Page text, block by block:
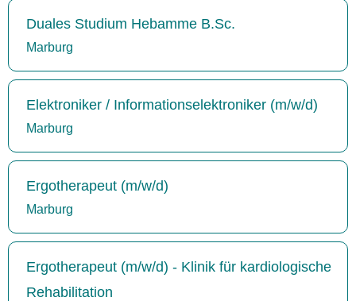
Duales Studium Hebamme B.Sc.
Marburg
Elektroniker / Informationselektroniker (m/w/d)
Marburg
Ergotherapeut (m/w/d)
Marburg
Ergotherapeut (m/w/d) - Klinik für kardiologische
Rehabilitation